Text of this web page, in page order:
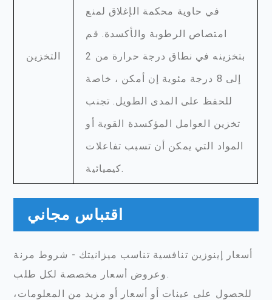
التخزين
في حاوية محكمة الإغلاق لمنع
امتصاص الرطوبة والأكسدة. قم
بتخزينه في نطاق درجة حرارة من 2
إلى 8 درجة مئوية إن أمكن ، خاصة
للحفظ على المدى الطويل. تجنب
تخزين العوامل المؤكسدة القوية أو
المواد التي يمكن أن تسبب تفاعلات
كيميائية.
اقتباس مجاني
أسعار إينوزين تنافسية تناسب ميزانيتك - شروط مرنة
للحصول على عينات أو أسعار أو مزيد من المعلومات،